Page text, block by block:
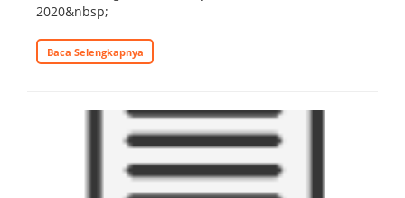
2020&nbsp;
Baca Selengkapnya